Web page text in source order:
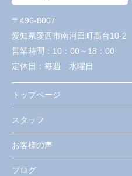
〒496-8007
愛知県愛西市南河田町高台10-2
営業時間： 10：00～18：00
定休日： 毎週 水曜日
トップページ
スタッフ
お客様の声
ブログ